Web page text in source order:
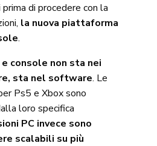
di procedere con la
la nuova piattaforma
.
console non sta nei
sta nel software. Le
Ps5 e Xbox sono
loro specifica
PC invece sono
scalabili su più